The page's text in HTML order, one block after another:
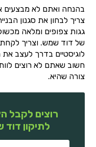
בהנחה ואתם לא
צריך לבחון את סגנון
גגות צפופים ומלאה
של דוד שמש. וצריך
לוגיסטיים בדרך לעצב
חשוב שאתם לא רוצים
צורה שהיא.
רוצים לקבל
לתיקון